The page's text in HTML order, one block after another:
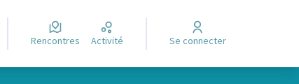
Rencontres Activité Se connecter